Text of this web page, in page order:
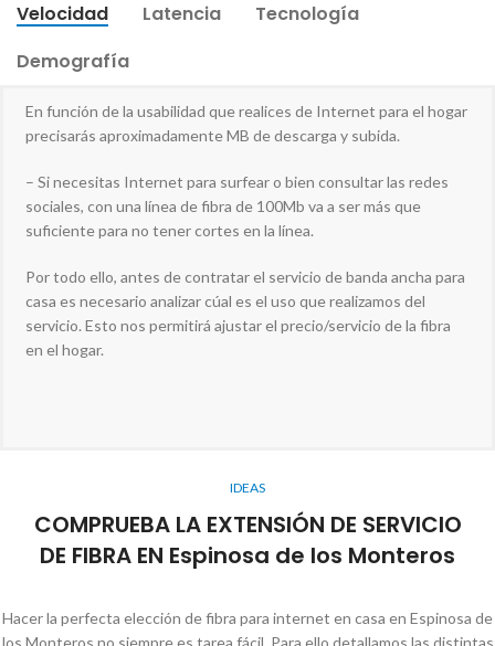
Velocidad Latencia
Tecnología
Demografía
En función de la usabilidad que realices de Internet para el hogar
precisarás aproximadamente MB de descarga y subida.
– Si necesitas Internet para surfear o bien consultar las redes
sociales, con una línea de fibra de 100Mb va a ser más que
suficiente para no tener cortes en la línea.
Por todo ello, antes de contratar el servicio de banda ancha para
casa es necesario analizar cúal es el uso que realizamos del
servicio. Esto nos permitirá ajustar el precio/servicio de la fibra
en el hogar.
IDEAS
COMPRUEBA LA EXTENSIÓN DE SERVICIO
DE FIBRA EN Espinosa de los Monteros
Hacer la perfecta elección de fibra para internet en casa en Espinosa de